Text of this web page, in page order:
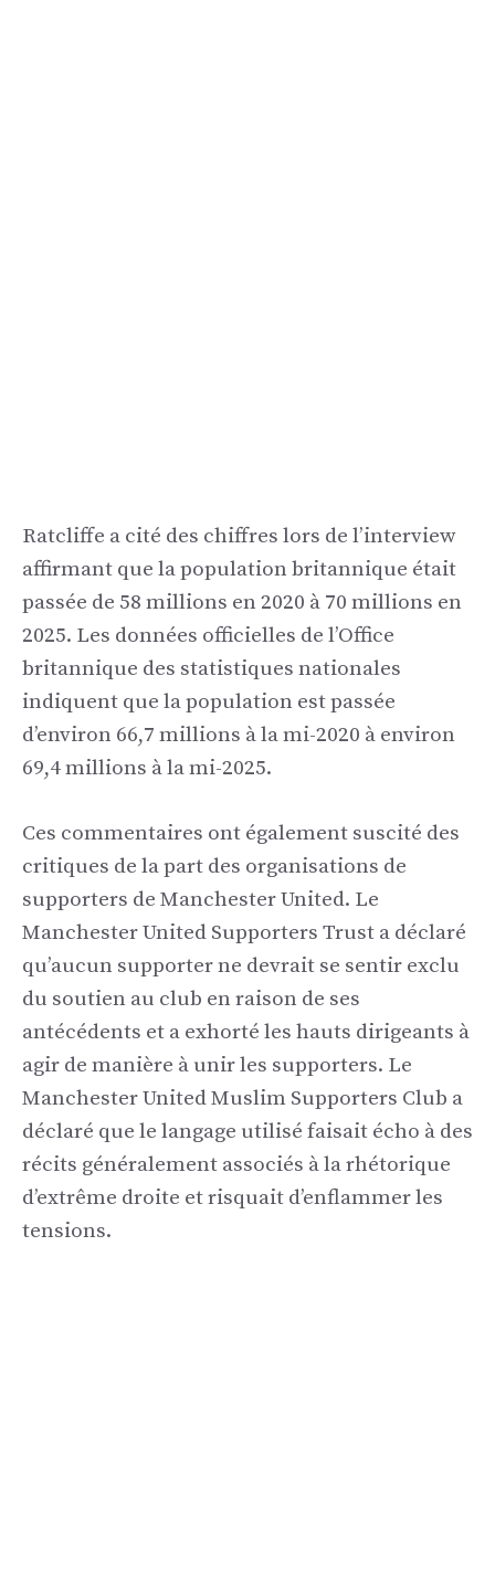
Ratcliffe a cité des chiffres lors de l’interview
affirmant que la population britannique était
passée de 58 millions en 2020 à 70 millions en
2025. Les données officielles de l’Office
britannique des statistiques nationales
indiquent que la population est passée
d’environ 66,7 millions à la mi-2020 à environ
69,4 millions à la mi-2025.
Ces commentaires ont également suscité des
critiques de la part des organisations de
supporters de Manchester United. Le
Manchester United Supporters Trust a déclaré
qu’aucun supporter ne devrait se sentir exclu
du soutien au club en raison de ses
antécédents et a exhorté les hauts dirigeants à
agir de manière à unir les supporters. Le
Manchester United Muslim Supporters Club a
déclaré que le langage utilisé faisait écho à des
récits généralement associés à la rhétorique
d’extrême droite et risquait d’enflammer les
tensions.